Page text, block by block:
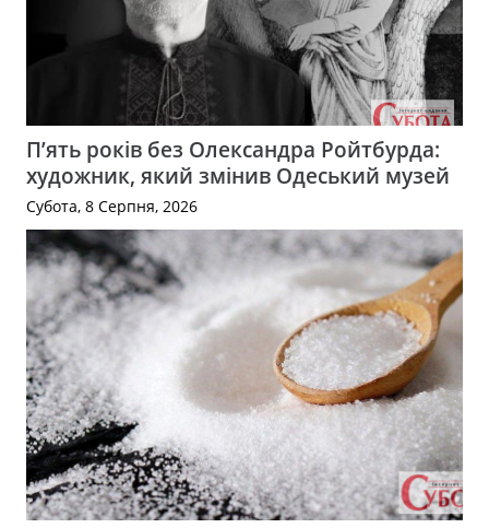
П’ять років без Олександра Ройтбурда:
художник, який змінив Одеський музей
Субота, 8 Серпня, 2026